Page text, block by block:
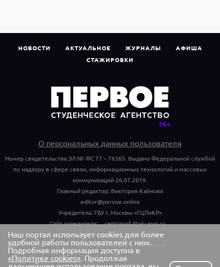
НОВОСТИ АКТУАЛЬНОЕ ЖУРНАЛЫ
АФИША
СТАЖИРОВКИ
О персональных данных пользователя
Номер свидетельства ЭЛ № ФС 77 – 76365. Выдано Федеральной службой
по надзору в сфере связи, информационных технологий и массовых
коммуникаций 26.07.2019.
Главный редактор: Виктория Кайнова
editor@pervoe.online
Учредитель: ГБУ г. Москвы «ГЦПиКР»
Сайт учредителя:
centrprof.dtoiv.mos.ru
Обращения граждан учредителю:
centrprof.dtoiv.mos.ru/public_reception/
Наш портал использует cookies для более
удобной работы пользователей с ним.
Подробная информация доступна в
«Политике cookies». Продолжая